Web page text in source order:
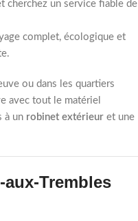
cherchez un service fiable de
complet, écologique et
ou dans les quartiers
avec tout le matériel
à un robinet extérieur et une
Trembles